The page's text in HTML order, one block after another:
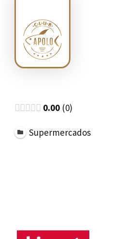
contenido
0.00 0
Supermercados